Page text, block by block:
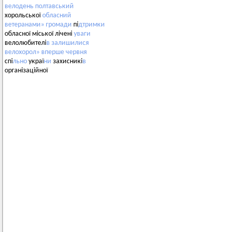
велодень полтавський
хорольськоїобласний
ветеранами» громади підтримки
обласної міської лічені уваги
велолюбителів залишилися
велохорол» вперше червня
спільно україни захисників
організаційної